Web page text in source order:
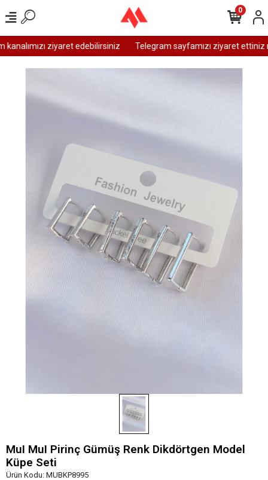
ziyaret edebilirsiniz Telegram sayfamızı ziyaret ettiniz
0
MuI MuI Pirinç Gümüş Renk Dikdörtgen Model
Küpe Seti
Ürün Kodu: MUBKP8995